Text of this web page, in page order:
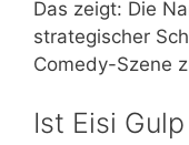
Das zeigt: Die
strategischer
Comedy-Szene
Ist Eisi